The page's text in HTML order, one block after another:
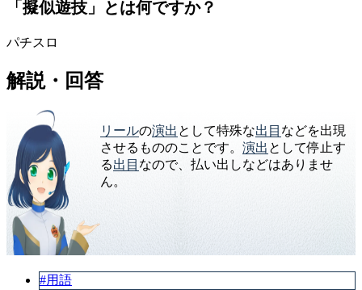
「擬似遊技」とは何ですか？
パチスロ
解説・回答
リールの演出 として特殊な出目 などを出現
させるもののことです。 演出 として停止す
る出目 なので、払い出しなどはありませ
ん。
#用語